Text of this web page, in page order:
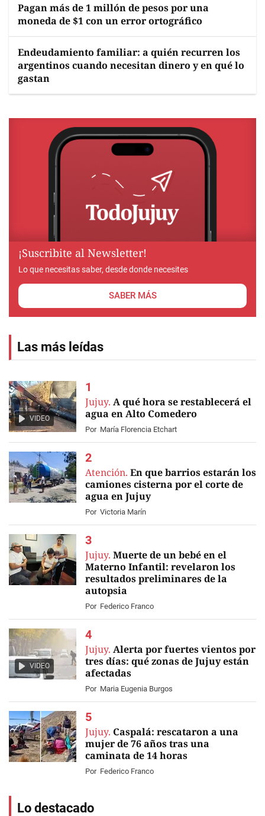
Pagan más de 1 millón de pesos por una
moneda de $1 con un error ortográfico
Endeudamiento familiar: a quién recurren los
argentinos cuando necesitan dinero y en qué lo
gastan
¡Suscribite al Newsletter!
Lo que necesitas saber, desde donde necesites
SABER MÁS
Las más leídas
VIDEO
Jujuy. A qué hora se restablecerá el
agua en Alto Comedero
Por María Florencia Etchart
Atención. En que barrios estarán los
camiones cisterna por el corte de
agua en Jujuy
Por Victoria Marín
Jujuy. Muerte de un bebé en el
Materno Infantil: revelaron los
resultados preliminares de la
autopsia
Por Federico Franco
VIDEO
Jujuy. Alerta por fuertes vientos por
tres días: qué zonas de Jujuy están
afectadas
Por Maria Eugenia Burgos
Jujuy. Caspalá: rescataron a una
mujer de 76 años tras una
caminata de 14 horas
Por Federico Franco
Lo destacado